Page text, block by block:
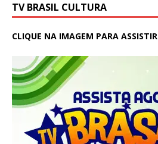
TV BRASIL CULTURA
CLIQUE NA IMAGEM PARA ASSISTIR